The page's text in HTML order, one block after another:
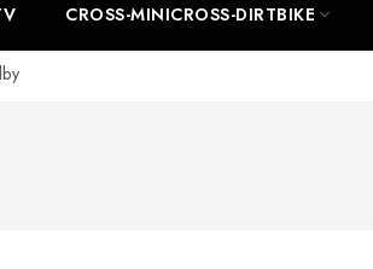
CROSS-MINICROSS-DIRTBIKE